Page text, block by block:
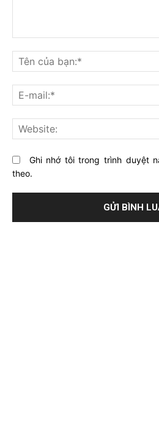
nghĩ
gì
về
bài
viết
này?
Ghi nhớ tôi trong trình duyệt
theo.